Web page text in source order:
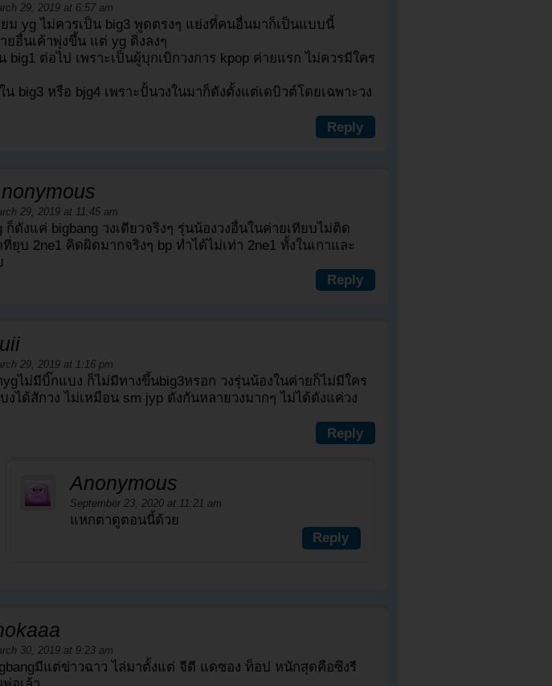
29, 2019 at 6:57 am
ยม yg ไม่ควรเป็น big3 พูดตรงๆ แย่งที่คนอื่นมาก็เป็นแบบนี้
อื่นเค้าพุ่งขึ้น แต่ yg ดิ่งลงๆ
big1 ต่อไป เพราะเป็นผู้บุกเบิกวงการ kpop ค่ายแรก ไม่ควรมีใคร
น big3 หรือ bjg4 เพราะปั้นวงในมาก็ดังตั้งแต่เดบิวต์โดยเฉพาะวง
Reply
29, 2019 at 11:45 am
ก็ดังแค่ bigbang วงเดียวจริงๆ รุ่นน้องวงอื่นในค่ายเทียบไม่ติด
ยุบ 2ne1 คิดผิดมากจริงๆ bp ทำได้ไม่เท่า 2ne1 ทั้งในเกาและ
Reply
29, 2019 at 1:16 pm
ygไม่มีบิ๊กแบง ก็ไม่มีทางขึ้นbig3หรอก วงรุ่นน้องในค่ายก็ไม่มีใคร
งได้สักวง ไม่เหมือน sm jyp ดังกันหลายวงมากๆ ไม่ได้ดังแค่วง
Reply
Anonymous
September 23, 2020 at 11:21 am
แหกตาดูตอนนี้ด้วย
Reply
30, 2019 at 9:23 am
มีแต่ข่าวฉาว ไล่มาตั้งแต่ จีดี แดซอง ท็อป หนักสุดคือซึงรี